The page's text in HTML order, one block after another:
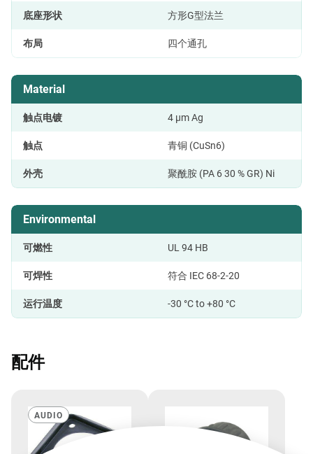
底座形状 方形G型法兰
布局 四个通孔
Material
触点电镀 4 µm Ag
触点 青铜 (CuSn6)
外壳 聚酰胺 (PA 6 30 % GR) Ni
Environmental
可燃性 UL 94 HB
可焊性 符合 IEC 68-2-20
运行温度 -30 °C to +80 °C
配件
AUDIO